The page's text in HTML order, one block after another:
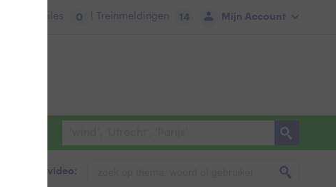
Mijn Account
Files 0 | Treinmeldingen 14
in foto & video: